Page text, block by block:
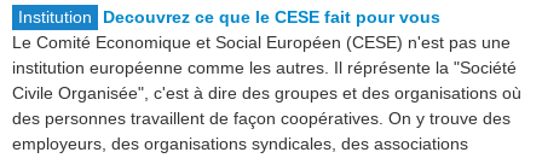
Institution
Decouvrez ce que le CESE fait pour vous
Le Comité Economique et Social Européen (CESE) n'est pas une
institution européenne comme les autres. Il réprésente la "Société
Civile Organisée", c'est à dire des groupes et des organisations où
des personnes travaillent de façon coopératives. On y trouve des
employeurs, des organisations syndicales, des associations